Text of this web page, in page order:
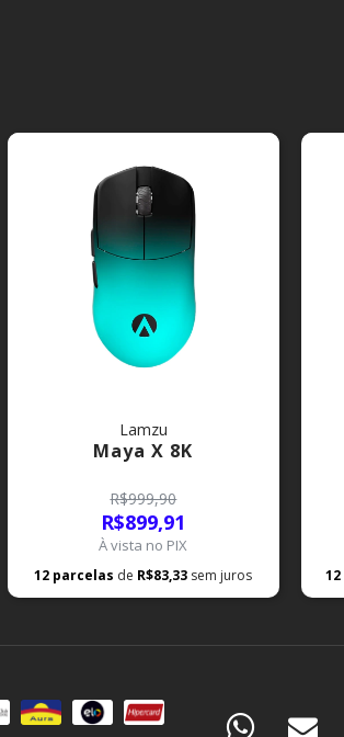
Lamzu
Maya X 8K
R$999,90
R$899,91
À vista no PIX
12 parcelas de R$83,33 sem juros 12